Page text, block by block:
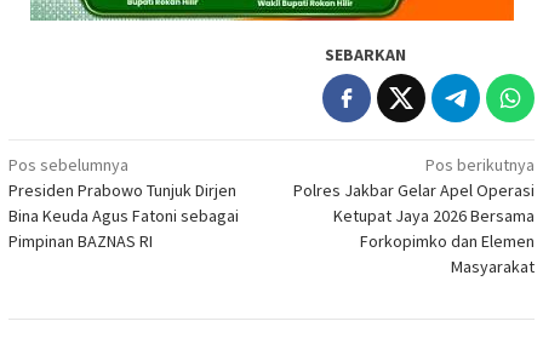
SEBARKAN
Navigasi
pos
Pos sebelumnya
Presiden Prabowo Tunjuk Dirjen
Bina Keuda Agus Fatoni sebagai
Pimpinan BAZNAS RI
Pos berikutnya
Polres Jakbar Gelar Apel Operasi
Ketupat Jaya 2026 Bersama
Forkopimko dan Elemen
Masyarakat